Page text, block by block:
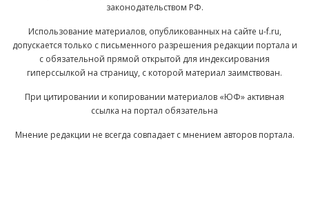
законодательством РФ.
Использование материалов, опубликованных на сайте u-f.ru,
допускается только с письменного разрешения редакции портала и
с обязательной прямой открытой для индексирования
гиперссылкой на страницу, с которой материал заимствован.
При цитировании и копировании материалов «ЮФ» активная
ссылка на портал обязательна
Мнение редакции не всегда совпадает с мнением авторов портала.